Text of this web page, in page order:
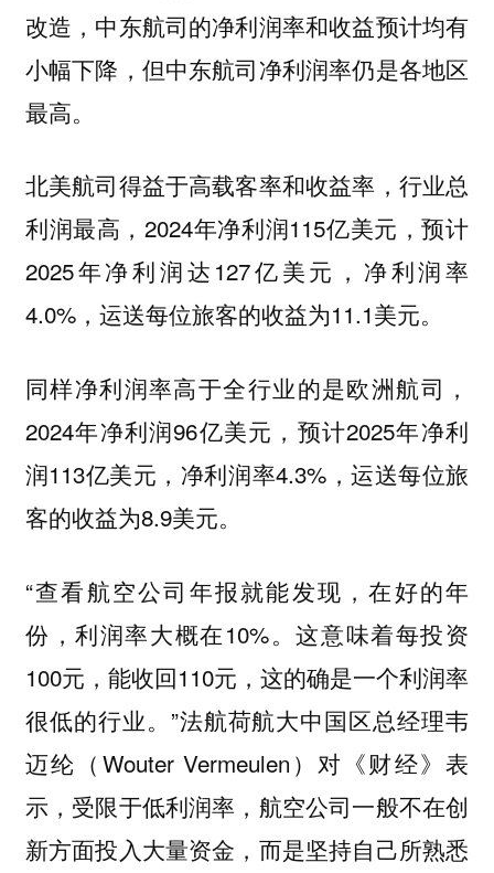
改造，中东航司的净利润率和收益预计均有
小幅下降，但中东航司净利润率仍是各地区
最高。
北美航司得益于高载客率和收益率，行业总
利润最高，2024年净利润115亿美元，预计
2025年净利润达127亿美元，净利润率
4.0%，运送每位旅客的收益为11.1美元。
同样净利润率高于全行业的是欧洲航司，
2024年净利润96亿美元，预计2025年净利
润113亿美元，净利润率4.3%，运送每位旅
客的收益为8.9美元。
“查看航空公司年报就能发现，在好的年
份，利润率大概在10%。这意味着每投资
100元，能收回110元，这的确是一个利润率
很低的行业。”法航荷航大中国区总经理韦
迈纶（Wouter Vermeulen）对《财经》表
示，受限于低利润率，航空公司一般不在创
新方面投入大量资金，而是坚持自己所熟悉